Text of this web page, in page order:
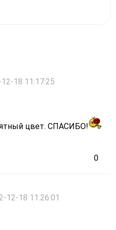
18 11:17:25
0
цвет. СПАСИБО!
12-18 11:26:01